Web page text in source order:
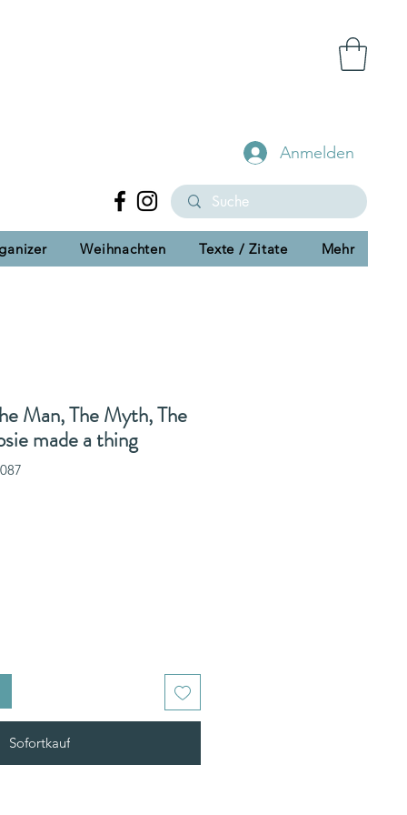
Anmelden
Weihnachten Texte / Zitate Mehr
Man, The Myth, The
made a thing
Sofortkauf